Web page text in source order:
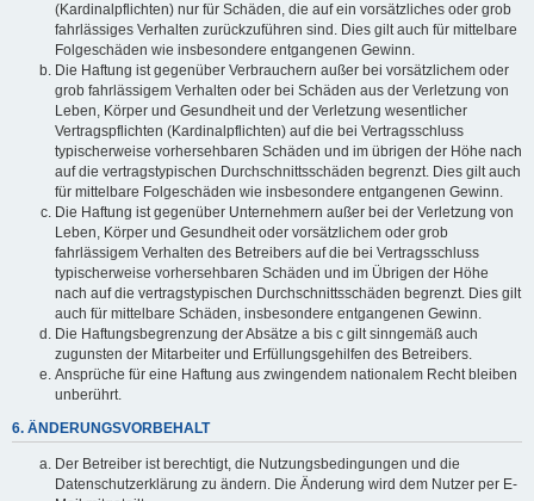
(Kardinalpflichten) nur für Schäden, die auf ein vorsätzliches oder grob
fahrlässiges Verhalten zurückzuführen sind. Dies gilt auch für mittelbare
Folgeschäden wie insbesondere entgangenen Gewinn.
Die Haftung ist gegenüber Verbrauchern außer bei vorsätzlichem oder
grob fahrlässigem Verhalten oder bei Schäden aus der Verletzung von
Leben, Körper und Gesundheit und der Verletzung wesentlicher
Vertragspflichten (Kardinalpflichten) auf die bei Vertragsschluss
typischerweise vorhersehbaren Schäden und im übrigen der Höhe nach
auf die vertragstypischen Durchschnittsschäden begrenzt. Dies gilt auch
für mittelbare Folgeschäden wie insbesondere entgangenen Gewinn.
Die Haftung ist gegenüber Unternehmern außer bei der Verletzung von
Leben, Körper und Gesundheit oder vorsätzlichem oder grob
fahrlässigem Verhalten des Betreibers auf die bei Vertragsschluss
typischerweise vorhersehbaren Schäden und im Übrigen der Höhe
nach auf die vertragstypischen Durchschnittsschäden begrenzt. Dies gilt
auch für mittelbare Schäden, insbesondere entgangenen Gewinn.
Die Haftungsbegrenzung der Absätze a bis c gilt sinngemäß auch
zugunsten der Mitarbeiter und Erfüllungsgehilfen des Betreibers.
Ansprüche für eine Haftung aus zwingendem nationalem Recht bleiben
unberührt.
6. ÄNDERUNGSVORBEHALT
Der Betreiber ist berechtigt, die Nutzungsbedingungen und die
Datenschutzerklärung zu ändern. Die Änderung wird dem Nutzer per E-